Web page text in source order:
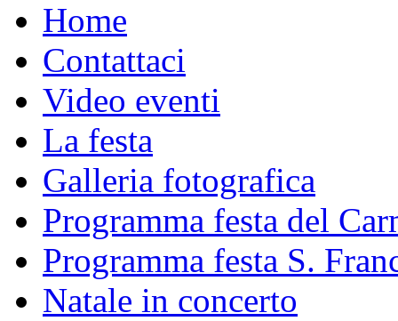
Home
Contattaci
Video eventi
La festa
Galleria fotografica
Programma festa del
Programma festa S.
Natale in concerto